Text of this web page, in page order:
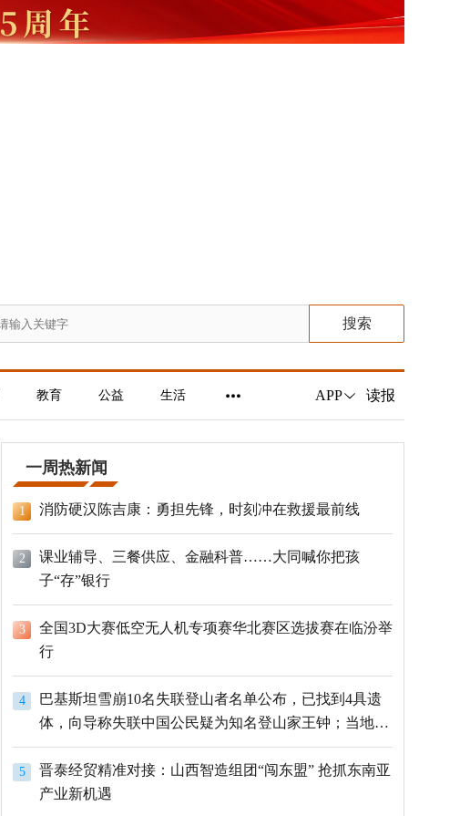
搜索
教育 公益 生活 APP 读报
一周热新闻
1 消防硬汉陈吉康：勇担先锋，时刻冲在救援最前线
2
课业辅导、三餐供应、金融科普……大同喊你把孩
子“存”银行
3
全国3D大赛低空无人机专项赛华北赛区选拔赛在临汾举
行
4
巴基斯坦雪崩10名失联登山者名单公布，已找到4具遗
体，向导称失联中国公民疑为知名登山家王钟；当地官
员：已定位到3个追踪器
5
晋泰经贸精准对接：山西智造组团“闯东盟” 抢抓东南亚
产业新机遇